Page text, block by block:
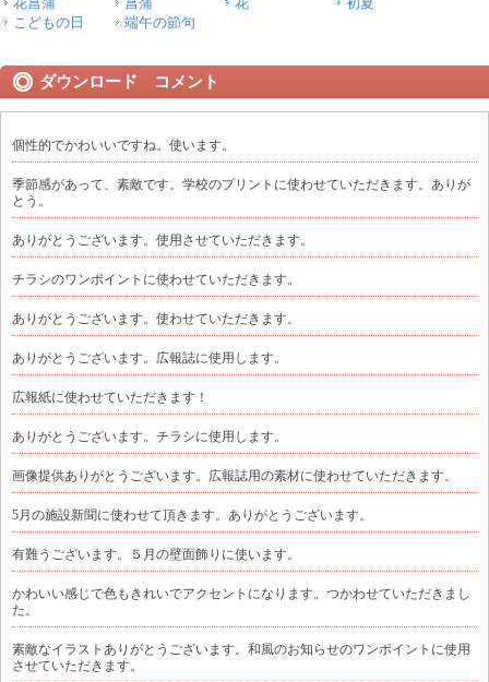
こどもの日
端午の節句
ダウンロード コメント
個性的でかわいいですね。使います。
季節感があって、素敵です。学校のプリントに使わせていただきます。ありが
とう。
ありがとうございます。使用させていただきます。
チラシのワンポイントに使わせていただきます。
ありがとうございます。使わせていただきます。
ありがとうございます。広報誌に使用します。
広報紙に使わせていただきます！
ありがとうございます。チラシに使用します。
画像提供ありがとうございます。広報誌用の素材に使わせていただきます。
5月の施設新聞に使わせて頂きます。ありがとうございます。
有難うございます。５月の壁面飾りに使います。
かわいい感じで色もきれいでアクセントになります。つかわせていただきまし
た。
素敵なイラストありがとうございます。和風のお知らせのワンポイントに使用
させていただきます。